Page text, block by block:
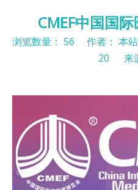
CMEF中国国
浏览数量： 56 作者： 本
20 来